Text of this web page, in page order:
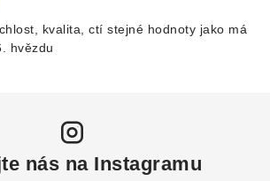
kvalita, ctí stejné hodnoty jako má
hvězdu
nás na Instagramu